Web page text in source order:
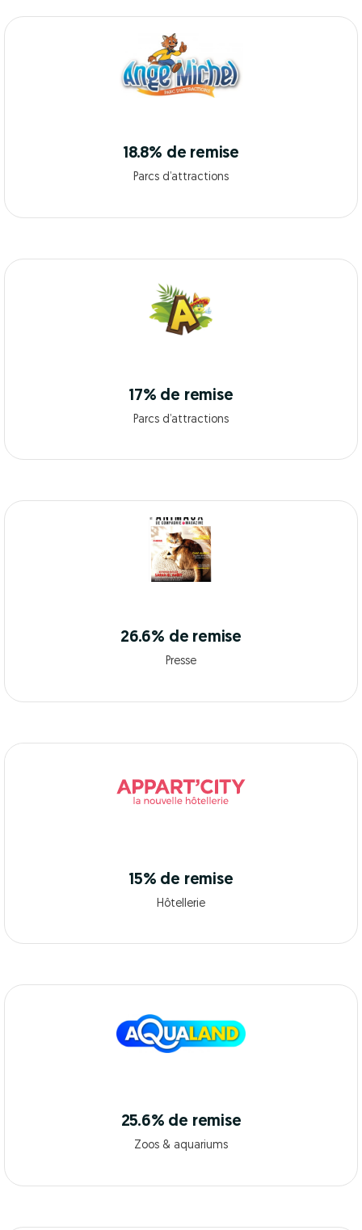
18.8% de remise
Parcs d’attractions
17% de remise
Parcs d’attractions
26.6% de remise
Presse
15% de remise
Hôtellerie
25.6% de remise
Zoos & aquariums